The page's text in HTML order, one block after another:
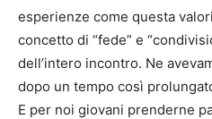
esperienze come questa
concetto di “fede” e
dell’intero incontro. Ne
dopo un tempo così
E per noi giovani prenderne